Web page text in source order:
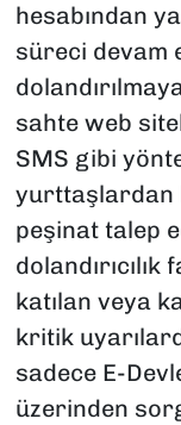
hesabından
süreci devam
sahte web
SMS gibi
yurttaşlardan
peşinat talep
katılan veya
kritik
sadece E-
üzerinden